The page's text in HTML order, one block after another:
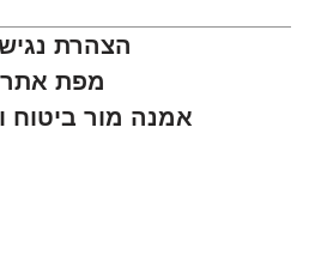
הצהרת
מפת אתר
אמנה מור ביטוח